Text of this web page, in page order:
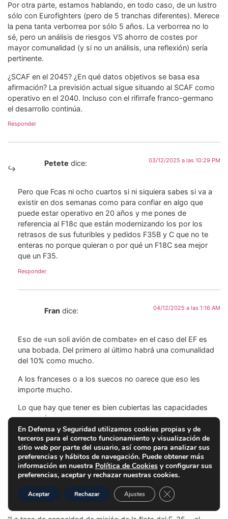
Por otra parte, estamos hablando, en todo caso, de un lustro
sólo con Eurofighters (pero de 5 tranchas diferentes). Merece
la pena tanta verborrea por sólo 5 años. La verborrea no lo
sé, pero un análisis de riesgos VS ahorro de costes por
mayor comunalidad (y si no un análisis, una reflexión) sería
pertinente.
¿SCAF en el 2045? ¿En qué datos objetivos se basa esa
afirmación? La previsión actual sigue situando al SCAF como
operativo en el 2040. Incluso con el rifirrafe franco-germano
el desarrollo continúa.
Responder
Petete dice: 03/12/2025 a las 10:29 PM
Pero que Fcas ni ocho cuartos si ni siquiera sabes si va a
existir en dos semanas como para confiar en algo que
puede estar operativo en 20 años y me pones de
referencia al F18c que están modernizando los por los
retrasos de sus futuribles y pedidos F35B y C que no te
enteras no porque quieran o por qué un F18C sea mejor
que un F35.
Responder
Fran dice: 04/12/2025 a las 1:16 AM
Eso de «un soli avión de combate» en el caso del EF es
una bobada. Del primero al último habrá una comunalidad
del 10% como mucho.
A los franceses o a los suecos no oarece que eso les
importe mucho.
Lo que hay que tener es bien cubiertas las capacidades
necesarias.
Responder
Majadero dice: 04/12/2025 a las 7:17 AM
Una de las perlas del informé del GAO, ante la ruina del F35
En Defensa y Seguridad utilizamos cookies propias y de
terceros para el correcto funcionamiento y visualización de
sitio web por parte del usuario, así como para analizar sus
preferencias y hábitos de navegación. Puede obtener más
información en nuestra Política de Cookies y configurar sus
preferencias, aceptar y rechazar nuestras cookies.
Aceptar Rechazar Ajustes Cerrar el banner